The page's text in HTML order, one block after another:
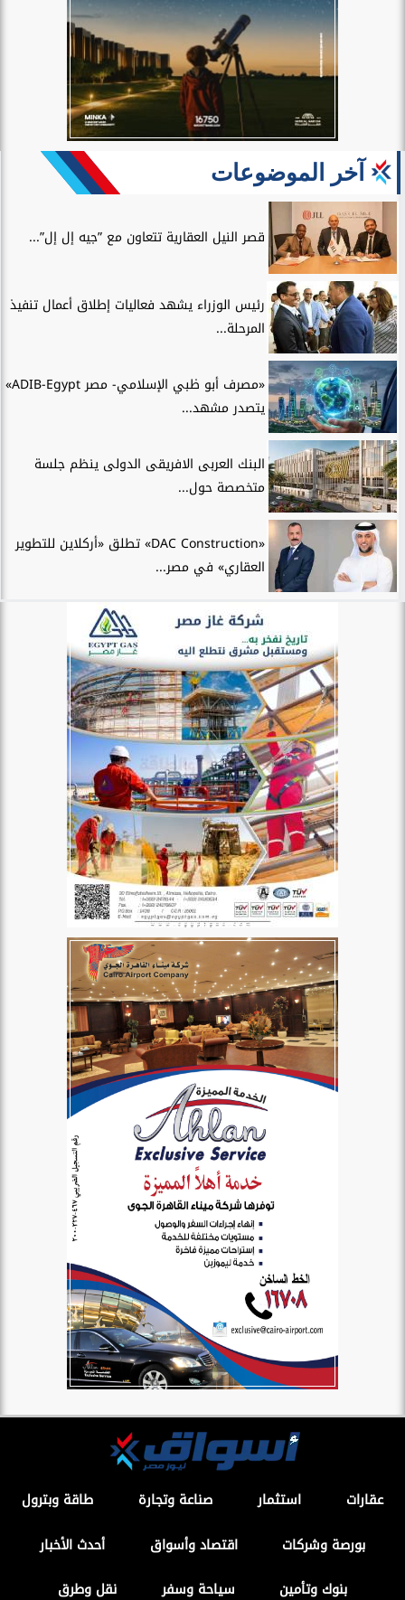
آخر الموضوعات
قصر النيل العقارية تتعاون مع ”جيه إل إل”...
رئيس الوزراء يشهد فعاليات إطلاق أعمال تنفيذ
المرحلة...
«مصرف أبو ظبي الإسلامي- مصر ADIB-Egypt»
يتصدر مشهد...
البنك العربى الافريقى الدولى ينظم جلسة
متخصصة حول...
«DAC Construction» تطلق «أركلاين للتطوير
العقاري» في مصر...
عقارات استثمار صناعة وتجارة
طاقة وبترول
بورصة وشركات
اقتصاد وأسواق
أحدث الأخبار
بنوك وتأمين
سياحة وسفر نقل وطرق